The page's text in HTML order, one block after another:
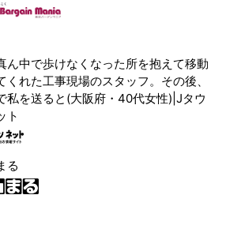
ん中で歩けなくなった所を抱えて移動
くれた工事現場のスタッフ。その後、
私を送ると(大阪府・40代女性)|Jタウ
ト
る